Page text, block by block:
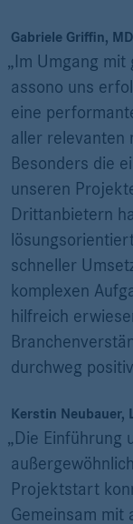
Gabriele Griffin,
„Im Umgang
assono uns
eine
aller relevanten
Besonders die
unseren
Drittanbietern
schneller
komplexen
hilfreich
durchweg
Kerstin Neubauer,
„Die Einführung
Projektstart
Gemeinsam mit